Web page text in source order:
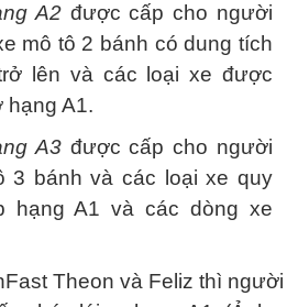
A2được cấp cho người
mô tô 2 bánh có dung tích
lên và các loại xe được
hạng A1.
A3được cấp cho người
3 bánh và các loại xe quy
hạng A1 và các dòng xe